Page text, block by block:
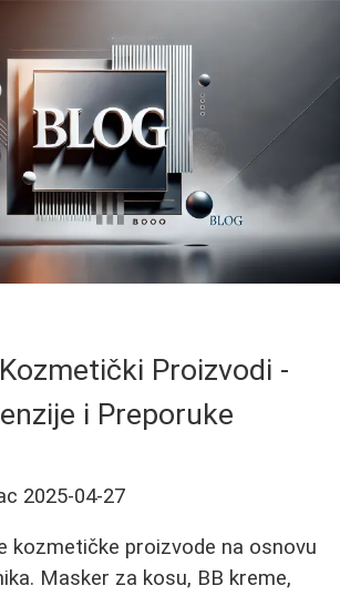
Proizvodi -
i Preporuke
2025-04-27
kozmetičke proizvode na osnovu
Masker za kosu, BB kreme,